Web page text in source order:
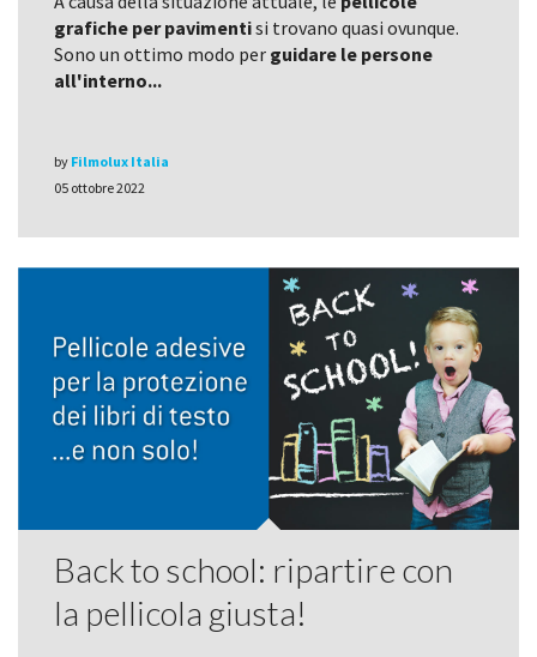
grafiche per pavimentisi trovano quasi ovunque.
Sono un ottimo modo per guidare le persone
all'interno...
by Filmolux Italia
05 ottobre 2022
Back to school: ripartire con
la pellicola giusta!